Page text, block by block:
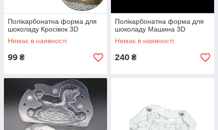
Полікарбонатна форма для
шоколаду Кросівок 3D
Немає в наявності
99 ₴
Полікарбонатна форма для
шоколаду Машина 3D
Немає в наявності
240 ₴